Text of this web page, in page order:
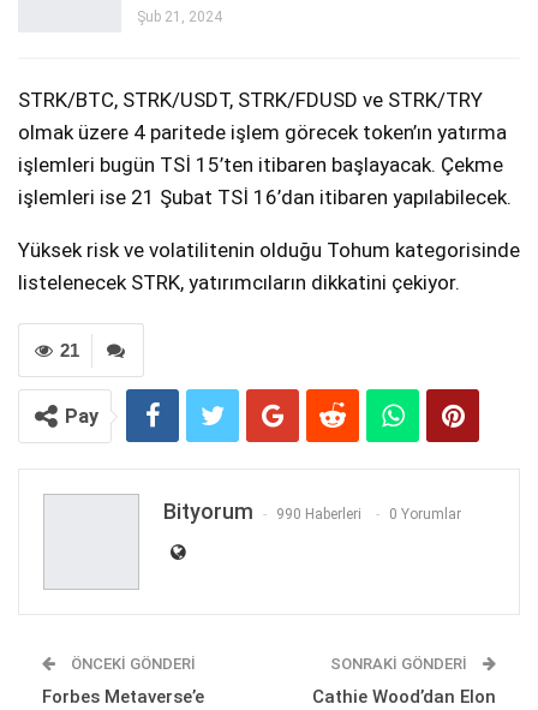
Şub 21, 2024
STRK/BTC, STRK/USDT, STRK/FDUSD ve STRK/TRY
olmak üzere 4 paritede işlem görecek token’ın yatırma
işlemleri bugün TSİ 15’ten itibaren başlayacak. Çekme
işlemleri ise 21 Şubat TSİ 16’dan itibaren yapılabilecek.
Yüksek risk ve volatilitenin olduğu Tohum kategorisinde
listelenecek STRK, yatırımcıların dikkatini çekiyor.
21
Pay
Bityorum 990 Haberleri 0 Yorumlar
ÖNCEKI GÖNDERI
Forbes Metaverse’e
SONRAKI GÖNDERI
Cathie Wood’dan Elon